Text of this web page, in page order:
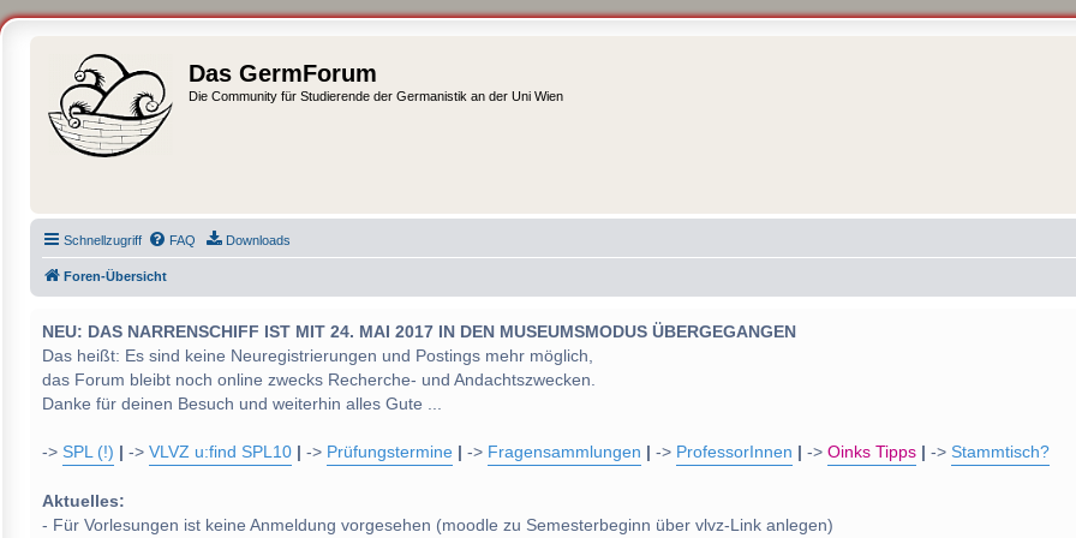
Das GermForum
Die Community für Studierende der Germanistik an der Uni Wien
Schnellzugriff FAQ Downloads
Foren-Übersicht
NEU: DAS NARRENSCHIFF IST MIT 24. MAI 2017 IN DEN MUSEUMSMODUS ÜBERGEGANGEN
Das heißt: Es sind keine Neuregistrierungen und Postings mehr möglich,
das Forum bleibt noch online zwecks Recherche- und Andachtszwecken.
Danke für deinen Besuch und weiterhin alles Gute ...
-> SPL (!) -> VLVZ u:find SPL10 -> Prüfungstermine -> Fragensammlungen -> ProfessorInnen -> Oinks Tipps -> Stammtisch?
Aktuelles:
- Für Vorlesungen ist keine Anmeldung vorgesehen (moodle zu Semesterbeginn über vlvz-Link anlegen)